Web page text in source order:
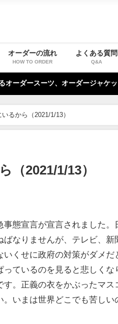
オーダーの流れ
HOW TO ORDER
よくある質問
Q&A
ーダースーツ、オーダージャケッ
るから（2021/1/13）
（2021/1/13）
態宣言が宣言されました
ばなりませんが、テレビ、
いくせに政府の対策がダメ
っているのを見ると悲しく
す。正義の衣をかぶったマ
。いまは世界どこでも苦し